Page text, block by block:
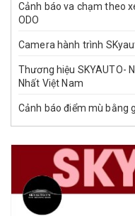
Cảnh báo va chạm theo
ODO
Camera hành trình
Thương hiệu SKYAUTO-
Nhất Việt Nam
Cảnh báo điểm mù bằng